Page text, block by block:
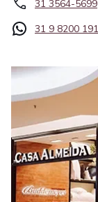
31 3564-5699
31 9 8200